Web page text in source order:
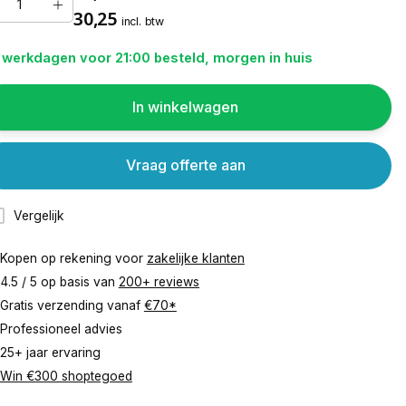
30,25 incl. btw
werkdagen voor 21:00 besteld, morgen in huis
In winkelwagen
Vergelijk
Vraag offerte aan
Kopen op rekening voor zakelijke klanten
4.5 / 5 op basis van 200+ reviews
Gratis verzending vanaf €70*
Professioneel advies
25+ jaar ervaring
Win €300 shoptegoed